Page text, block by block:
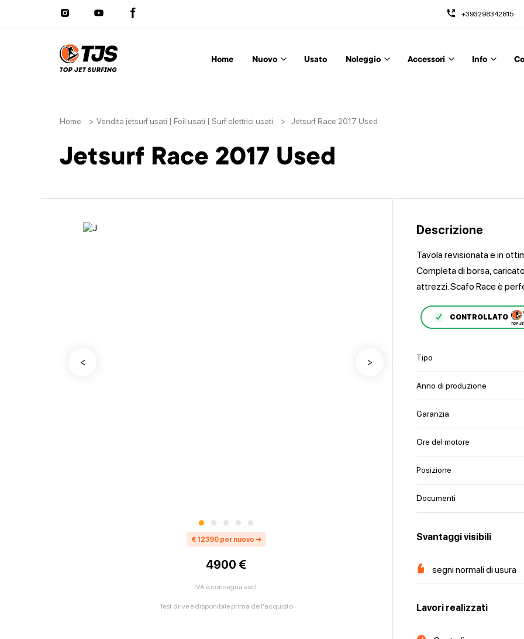
+393298342815
Home Nuovo Usato Noleggio Accessori Info
Home > Vendita jetsurf usati | Foil usati | Surf elettrici usati > Jetsurf Race 2017 Used
Jetsurf Race 2017 Used
>
<
• • • • •
€ 12390 per nuovo ➜
4900 €
IVA e consegna escl.
Test drive è disponibile prima dell'acquisto
Descrizione
Tavola revisionata e in
Completa di borsa,
attrezzi. Scafo Race è
CONTROLLATO
Tipo
Anno di produzione
Garanzia
Ore del motore
Posizione
Documenti
Svantaggi visibili
segni normali di usura
Lavori realizzati